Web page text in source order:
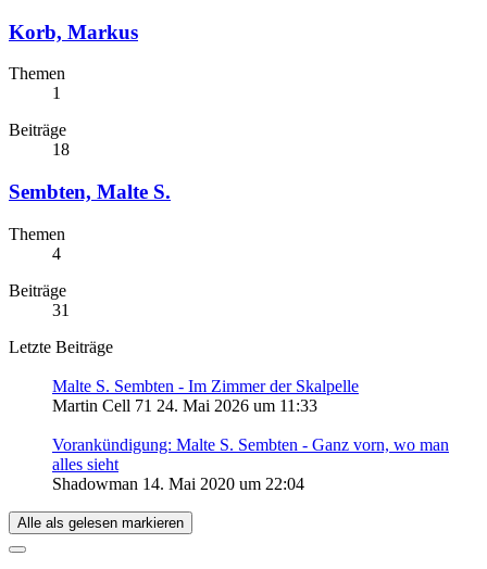
Korb, Markus
Themen
1
Beiträge
18
Sembten, Malte S.
Themen
4
Beiträge
31
Letzte Beiträge
Malte S. Sembten - Im Zimmer der Skalpelle
Martin Cell 71 24. Mai 2026 um 11:33
Vorankündigung: Malte S. Sembten - Ganz vorn, wo man
alles sieht
Shadowman 14. Mai 2020 um 22:04
Alle als gelesen markieren